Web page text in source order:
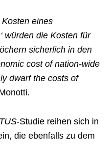
eines
würden die Kosten für
sicherlich in den
cost of nation-wide
dwarf the costs of
-Studie reihen sich in
die ebenfalls zu dem